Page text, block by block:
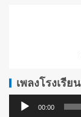
เพลงโรงเรียน
ตัว
00:00